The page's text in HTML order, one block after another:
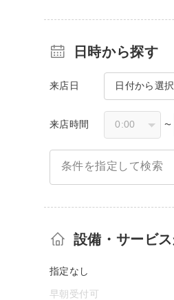
日時から探す
来店日 日付から選択
来店時間 〜
条件を指定して検索
設備・サービ
指定なし
早朝受付可